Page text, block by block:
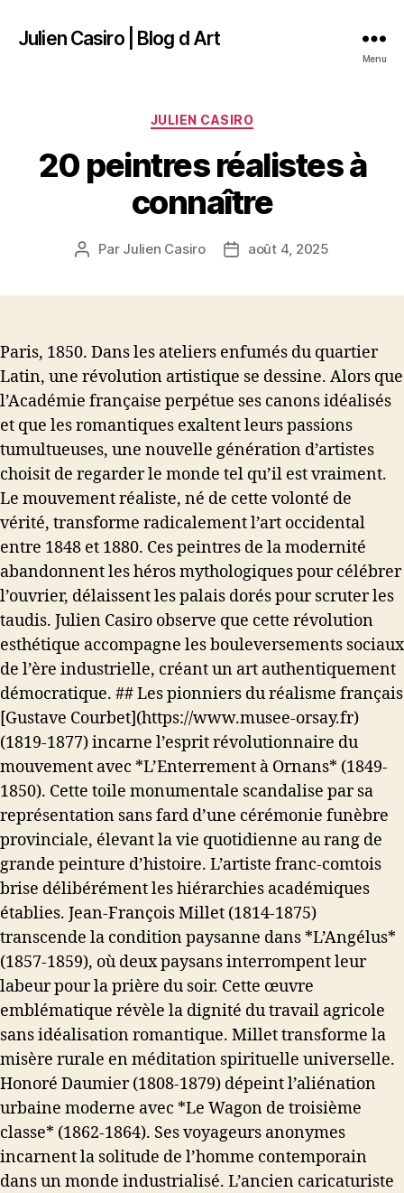
Julien Casiro | Blog d Art
Menu
Catégories
JULIEN CASIRO
20 peintres réalistes à
connaître
Auteur
Par Julien Casiro
Dateaoût 4, 2025
Paris, 1850. Dans les ateliers enfumés du quartier
Latin, une révolution artistique se dessine. Alors que
l’Académie française perpétue ses canons idéalisés
et que les romantiques exaltent leurs passions
tumultueuses, une nouvelle génération d’artistes
choisit de regarder le monde tel qu’il est vraiment.
Le mouvement réaliste, né de cette volonté de
vérité, transforme radicalement l’art occidental
entre 1848 et 1880. Ces peintres de la modernité
abandonnent les héros mythologiques pour célébrer
l’ouvrier, délaissent les palais dorés pour scruter les
taudis. Julien Casiro observe que cette révolution
esthétique accompagne les bouleversements sociaux
de l’ère industrielle, créant un art authentiquement
démocratique. ## Les pionniers du réalisme français
[Gustave Courbet](https://www.musee-orsay.fr)
(1819-1877) incarne l’esprit révolutionnaire du
mouvement avec *L’Enterrement à Ornans* (1849-
1850). Cette toile monumentale scandalise par sa
représentation sans fard d’une cérémonie funèbre
provinciale, élevant la vie quotidienne au rang de
grande peinture d’histoire. L’artiste franc-comtois
brise délibérément les hiérarchies académiques
établies. Jean-François Millet (1814-1875)
transcende la condition paysanne dans *L’Angélus*
(1857-1859), où deux paysans interrompent leur
labeur pour la prière du soir. Cette œuvre
emblématique révèle la dignité du travail agricole
sans idéalisation romantique. Millet transforme la
misère rurale en méditation spirituelle universelle.
Honoré Daumier (1808-1879) dépeint l’aliénation
urbaine moderne avec *Le Wagon de troisième
classe* (1862-1864). Ses voyageurs anonymes
incarnent la solitude de l’homme contemporain
dans un monde industrialisé. L’ancien caricaturiste